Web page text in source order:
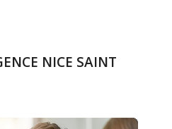
NICE SAINT